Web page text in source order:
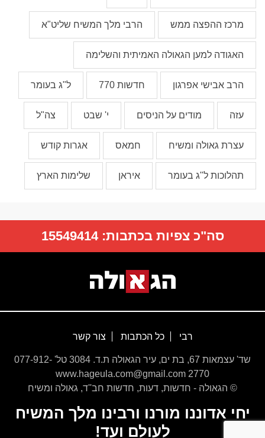
מרכז ההפצה ממש הרבי מלך המשיח שליט"א
האגודה למען הגאולה האמיתית והשלימה
הרב אבישי אפרגון חדשות 770 ל"ג בעומר
עזה מודים על הניסים י' שבט צה"ל
עצרת גאולה ומשיח חמאס אגרות קודש
תהלוכות ל"ג בעומר איראן שלימות הארץ
סה"כ צפיות בכתבות:15549414
רבי כל הכתבות צור קשר
שד' עצמאות 67, בת ים, עיר הגאולה ת.ד. 3084 טל' 077-912-
2770 www.hageula.com@gmail.com
© הגאולה - חדשות, דעות, חדשות חב''ד, גאולה ומשיח
יחי אדוננו מורנו ורבינו מלך המשיח
לעולם ועד!